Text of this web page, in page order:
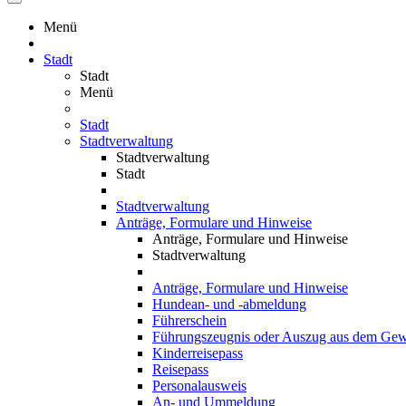
Menü
Stadt
Stadt
Menü
Stadt
Stadtverwaltung
Stadtverwaltung
Stadt
Stadtverwaltung
Anträge, Formulare und Hinweise
Anträge, Formulare und Hinweise
Stadtverwaltung
Anträge, Formulare und Hinweise
Hundean- und -abmeldung
Führerschein
Führungszeugnis oder Auszug aus dem
Kinderreisepass
Reisepass
Personalausweis
An- und Ummeldung